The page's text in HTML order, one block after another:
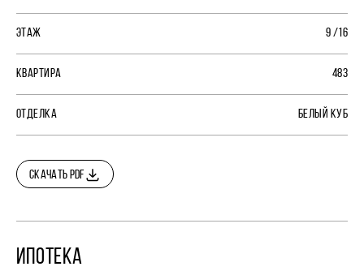
ЭТАЖ 9 /16
КВАРТИРА 483
ОТДЕЛКА БЕЛЫЙ КУБ
СКАЧАТЬ PDF
ИПОТЕКА